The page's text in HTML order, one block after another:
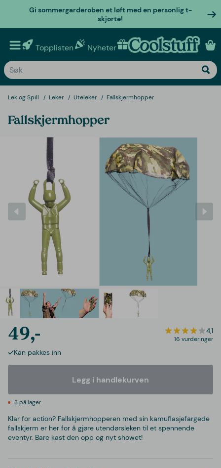
Gi sommergarderoben et løft med en personlig t-
skjorte!
Topplisten Nyheter Personlige gaver
Lek og Spill Leker Uteleker Fallskjermhopper
Fallskjermhopper
49,- 4,1
16 vurderinger
Kan pakkes inn
Legg i handlekurven
3 på lager
Klar for action? Fallskjermhopperen med sin kamuflasjefargede
fallskjerm er her for å gjøre utendørsleken til et spennende
eventyr. Bare kast den opp og nyt showet!